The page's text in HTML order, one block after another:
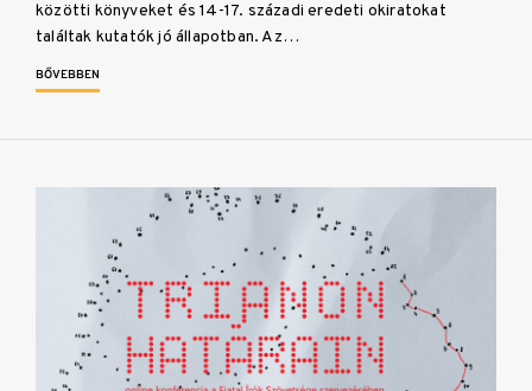
közötti könyveket és 14-17. századi eredeti okiratokat
találtak kutatók jó állapotban. Az…
BŐVEBBEN